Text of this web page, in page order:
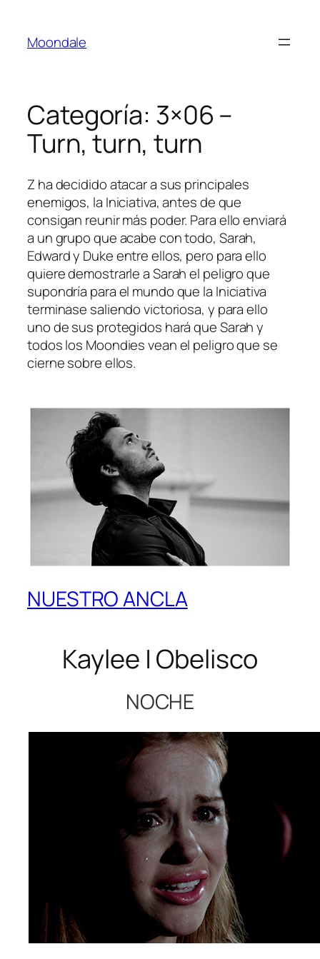
contenido
Moondale
Categoría: 3×06 –
Turn, turn, turn
Z ha decidido atacar a sus principales
enemigos, la Iniciativa, antes de que
consigan reunir más poder. Para ello enviará
a un grupo que acabe con todo, Sarah,
Edward y Duke entre ellos, pero para ello
quiere demostrarle a Sarah el peligro que
supondría para el mundo que la Iniciativa
terminase saliendo victoriosa, y para ello
uno de sus protegidos hará que Sarah y
todos los Moondies vean el peligro que se
cierne sobre ellos.
NUESTRO ANCLA
Kaylee | Obelisco
NOCHE